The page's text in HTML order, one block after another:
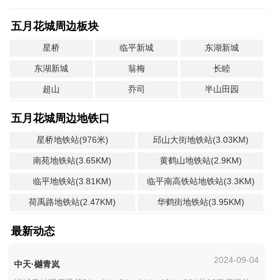
五月花城周边板块
星桥 临平新城 东湖新城
东湖新城 翁梅 长睦
超山 乔司 半山田园
五月花城周边地铁口
星桥地铁站(976米) 邱山大街地铁站(3.03KM)
南苑地铁站(3.65KM) 黄鹤山地铁站(2.9KM)
临平地铁站(3.81KM) 临平南高铁站地铁站(3.3KM)
荷禹路地铁站(2.47KM) 华鹤街地铁站(3.95KM)
最新动态
中天·樾青岚 2024-09-04